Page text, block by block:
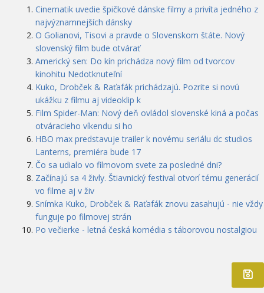
Cinematik uvedie špičkové dánske filmy a privíta jedného z
najvýznamnejších dánsky
O Golianovi, Tisovi a pravde o Slovenskom štáte. Nový
slovenský film bude otvárať
Americký sen: Do kín prichádza nový film od tvorcov
kinohitu Nedotknuteľní
Kuko, Drobček & Raťafák prichádzajú. Pozrite si novú
ukážku z filmu aj videoklip k
Film Spider-Man: Nový deň ovládol slovenské kiná a počas
otváracieho víkendu si ho
HBO max predstavuje trailer k novému seriálu dc studios
Lanterns, premiéra bude 17
Čo sa udialo vo filmovom svete za posledné dni?
Začínajú sa 4 živly. Štiavnický festival otvorí tému generácií
vo filme aj v živ
Snímka Kuko, Drobček & Raťafák znovu zasahujú - nie vždy
funguje po filmovej strán
Po večierke - letná česká komédia s táborovou nostalgiou